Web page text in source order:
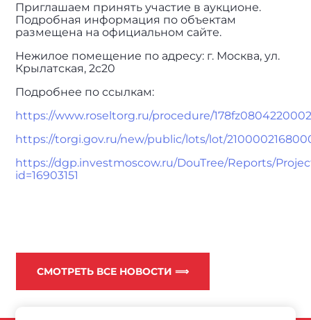
Приглашаем принять участие в аукционе.
Подробная информация по объектам
размещена на официальном сайте.
Нежилое помещение по адресу: г. Москва, ул.
Крылатская, 2с20
Подробнее по ссылкам:
https://www.roseltorg.ru/procedure/
https://torgi.gov.ru/new/public/lots/lot/
https://dgp.investmoscow.ru/DouTree/Reports/
id=16903151
СМОТРЕТЬ ВСЕ НОВОСТИ ⟹